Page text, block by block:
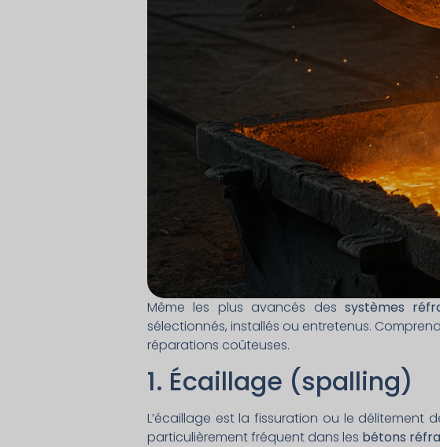
Même les plus avancés des systèmes
sélectionnés, installés ou entretenus.
réparations coûteuses.
1. Écaillage (spalling)
L’écaillage est la fissuration ou le
particulièrement fréquent dans les bétons